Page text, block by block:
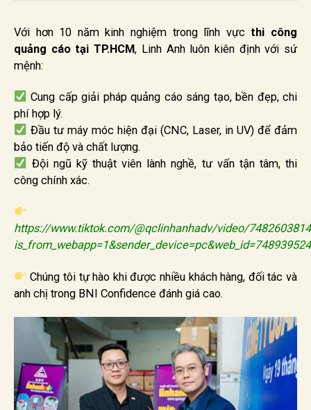
Với hơn 10 năm kinh nghiệm trong lĩnh vực thi công
quảng cáo tại TP.HCM, Linh Anh luôn kiên định với sứ
mệnh:
Cung cấp giải pháp quảng cáo sáng tạo, bền đẹp, chi
phí hợp lý.
Đầu tư máy móc hiện đại (CNC, Laser, in UV) để đảm
bảo tiến độ và chất lượng.
Đội ngũ kỹ thuật viên lành nghề, tư vấn tận tâm, thi
công chính xác.
https://www.tiktok.com/@qclinhanhadv/video/
Chúng tôi tự hào khi được nhiều khách hàng, đối tác và
anh chị trong BNI Confidence đánh giá cao.